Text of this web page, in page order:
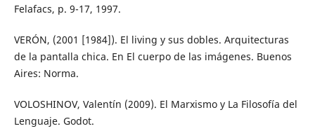
Felafacs, p. 9-17, 1997.
VERÓN, (2001 [1984]). El living y sus dobles. Arquitecturas
de la pantalla chica. En El cuerpo de las imágenes. Buenos
Aires: Norma.
VOLOSHINOV, Valentín (2009). El Marxismo y La Filosofía del
Lenguaje. Godot.